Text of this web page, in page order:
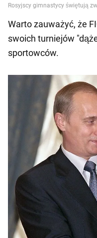
Warto zauważyć, że
swoich turniejów
sportowców.